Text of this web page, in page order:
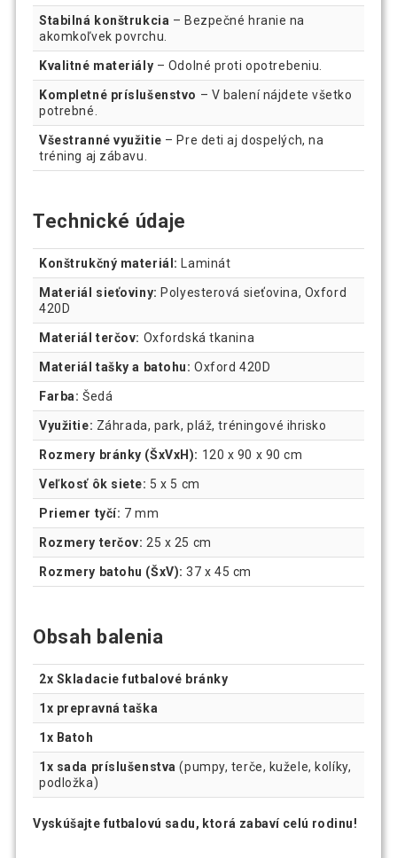
Stabilná konštrukcia – Bezpečné hranie na
akomkoľvek povrchu.
Kvalitné materiály – Odolné proti opotrebeniu.
Kompletné príslušenstvo – V balení nájdete všetko
potrebné.
Všestranné využitie – Pre deti aj dospelých, na
tréning aj zábavu.
Technické údaje
Konštrukčný materiál: Laminát
Materiál sieťoviny: Polyesterová sieťovina, Oxford
420D
Materiál terčov: Oxfordská tkanina
Materiál tašky a batohu: Oxford 420D
Farba: Šedá
Využitie: Záhrada, park, pláž, tréningové ihrisko
Rozmery bránky (ŠxVxH): 120 x 90 x 90 cm
Veľkosť ôk siete: 5 x 5 cm
Priemer tyčí: 7 mm
Rozmery terčov: 25 x 25 cm
Rozmery batohu (ŠxV): 37 x 45 cm
Obsah balenia
2x Skladacie futbalové bránky
1x prepravná taška
1x Batoh
1x sada príslušenstva (pumpy, terče, kužele, kolíky,
podložka)
Vyskúšajte futbalovú sadu, ktorá zabaví celú rodinu!